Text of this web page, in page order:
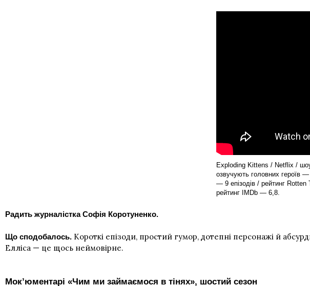
Exploding Kittens / Netflix /
озвучують головних героїв
— 9 епізодів / рейтинг Rotten
рейтинг IMDb — 6,8.
Радить журналістка Софія Коротуненко.
Що сподобалось. Короткі епізоди, простий гумор, дотепні персонажі й
Елліса — це щось неймовірне.
Мокʼюментарі «Чим ми займаємося в тінях», шостий сезон